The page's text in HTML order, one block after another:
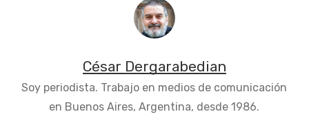
César Dergarabedian
Soy periodista. Trabajo en medios de comunicación
en Buenos Aires, Argentina, desde 1986.